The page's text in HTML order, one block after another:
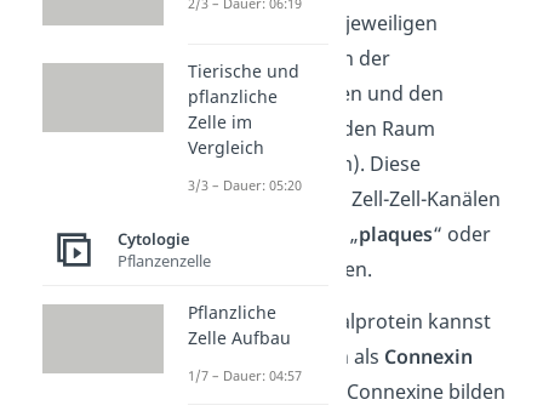
durchspannen die jeweiligen
Plasmamembranen der
benachbarten Zellen und den
dazwischen liegenden Raum
(=Interzellularraum). Diese
Ansammlungen an Zell-Zell-Kanälen
kannst du auch als „plaques“ oder
„cluster
“ bezeichnen.
Das beteiligte Kanalprotein kannst
du bei Wirbeltieren als Connexin
bezeichnen. Sechs Connexine bilden
Tierische und
pflanzliche
Zelle im
Vergleich
3/3 – Dauer: 05:20
Cytologie
Pflanzenzelle
Pflanzliche
Zelle Aufbau
1/7 – Dauer: 04:57